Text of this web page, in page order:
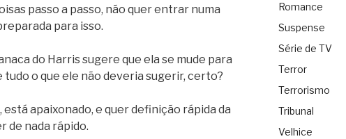
passo a passo, não quer entrar numa
para isso.
do Harris sugere que ela se mude para
tudo o que ele não deveria sugerir, certo?
está apaixonado, e quer definição rápida da
de nada rápido.
Romance
Suspense
Série de TV
Terror
Terrorismo
Tribunal
Velhice